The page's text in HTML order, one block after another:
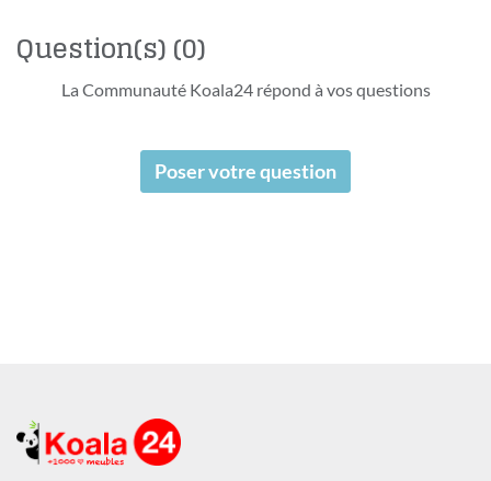
Question(s)(0)
La Communauté Koala24 répond à vos questions
Poser votre question